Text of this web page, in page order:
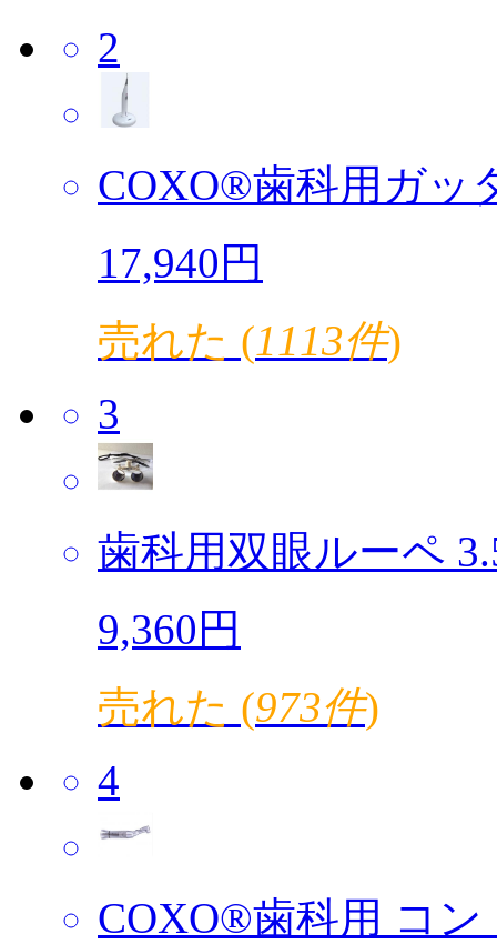
2
COXO®歯科用ガッ
17,940円
売れた (1113件)
3
歯科用双眼ルーペ
9,360円
売れた (973件)
4
COXO®歯科用 コン